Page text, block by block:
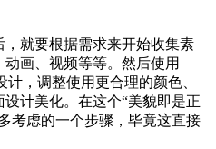
就要根据需求来开始收集素
画、视频等等。然后使用
，调整使用更合理的颜色、
计美化。在这个“美貌即是正
考虑的一个步骤，毕竟这直接